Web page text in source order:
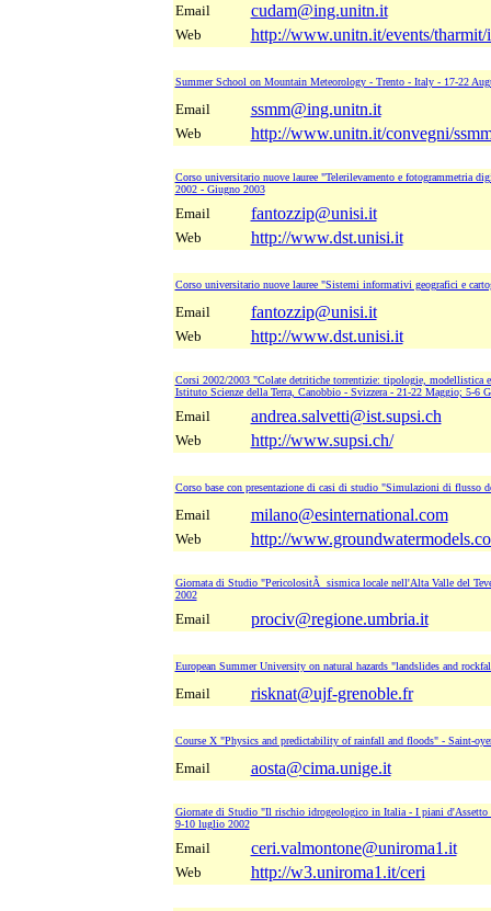
Email cudam@ing.unitn.it
Web http://www.unitn.it/events/tharmit/
Summer School on Mountain Meteorology - Trento - Italy - 17-22
Email ssmm@ing.unitn.it
Web http://www.unitn.it/convegni/
Corso universitario nuove lauree "Telerilevamento e fotogrammetria
2002 - Giugno 2003
Email fantozzip@unisi.it
Web http://www.dst.unisi.it
Corso universitario nuove lauree "Sistemi informativi geografici e
Email fantozzip@unisi.it
Web http://www.dst.unisi.it
Corsi 2002/2003 "Colate detritiche torrentizie: tipologie, modellistica
Istituto Scienze della Terra, Canobbio - Svizzera - 21-22 Maggio; 5-6
Email andrea.salvetti@ist.supsi.ch
Web http://www.supsi.ch/
Corso base con presentazione di casi di studio "Simulazioni di
Email milano@esinternational.com
Web http://
Giornata di Studio "PericolositÃ sismica locale nell'Alta Valle del
2002
Email prociv@regione.umbria.it
European Summer University on natural hazards "landslides and
Email risknat@ujf-grenoble.fr
Course X "Physics and predictability of rainfall and floods" - Saint-
Email aosta@cima.unige.it
Giornate di Studio "Il rischio idrogeologico in Italia - I piani
9-10 luglio 2002
Email ceri.valmontone@uniroma1.it
Web http://w3.uniroma1.it/ceri